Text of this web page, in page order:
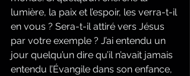
lumière, la paix et l’espoir, les verra-t-il
en vous ? Sera-t-il attiré vers Jésus
par votre exemple ? J’ai entendu un
jour quelqu’un dire qu’il n’avait jamais
entendu l’Évangile dans son enfance,